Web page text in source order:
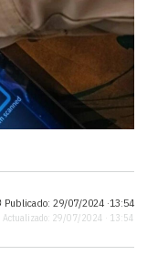
Publicado: 29/07/2024 ·13:54
Actualizado: 29/07/2024 · 13:54